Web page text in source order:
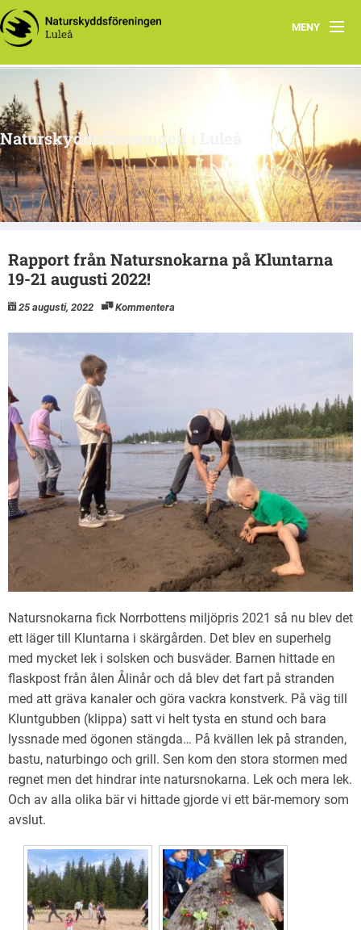
MENY
Hem
Om oss
Engagera dig
Intressegrupper
Klimatsmart i Luleå
Naturskyddsföreningen i Luleå
Rapport från Natursnokarna på Kluntarna
19-21 augusti 2022!
25 augusti, 2022 Kommentera
Natursnokarna fick Norrbottens miljöpris 2021 så nu blev det
ett läger till Kluntarna i skärgården. Det blev en superhelg
med mycket lek i solsken och busväder. Barnen hittade en
flaskpost från ålen Ålinår och då blev det fart på stranden
med att gräva kanaler och göra vackra konstverk. På väg till
Kluntgubben (klippa) satt vi helt tysta en stund och bara
lyssnade med ögonen stängda… På kvällen lek på stranden,
bastu, naturbingo och grill. Sen kom den stora stormen med
regnet men det hindrar inte natursnokarna. Lek och mera lek.
Och av alla olika bär vi hittade gjorde vi ett bär-memory som
avslut.